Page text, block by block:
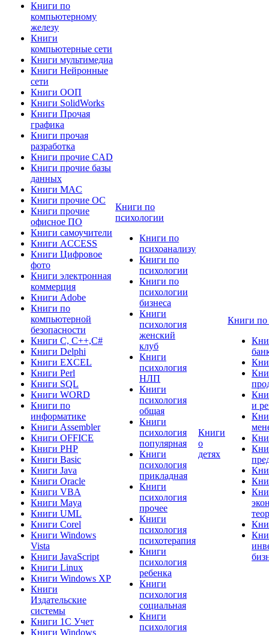
Книги по
компьютерному
железу
Книги
компьютерные сети
Книги мультимедиа
Книги Нейронные
сети
Книги ООП
Книги SolidWorks
Книги Прочая
графика
Книги прочая
разработка
Книги прочие CAD
Книги прочие базы
данных
Книги MAC
Книги прочие ОС
Книги прочие
офисное ПО
Книги самоучители
Книги ACCESS
Книги Цифровое
фото
Книги электронная
коммерция
Книги Adobe
Книги по
компьютерной
безопасности
Книги C, C++,С#
Книги Delphi
Книги EXCEL
Книги Perl
Книги SQL
Книги WORD
Книги по
информатике
Книги Assembler
Книги OFFICE
Книги PHP
Книги Basic
Книги Java
Книги Oracle
Книги VBA
Книги Maya
Книги UML
Книги Corel
Книги Windows
Vista
Книги JavaScript
Книги Linux
Книги Windows XP
Книги
Издательские
системы
Книги 1C Учет
Книги Windows
Книги по
психологии
Книги по
психоанализу
Книги по
психологии
Книги по
психологии
бизнеса
Книги
психология
женский
клуб
Книги
психология
НЛП
Книги
психология
общая
Книги
психология
популярная
Книги
психология
прикладная
Книги
психология
прочее
Книги
психология
психотерапия
Книги
психология
ребенка
Книги
психология
социальная
Книги
психология
Книги
о
детях
Книги по
и